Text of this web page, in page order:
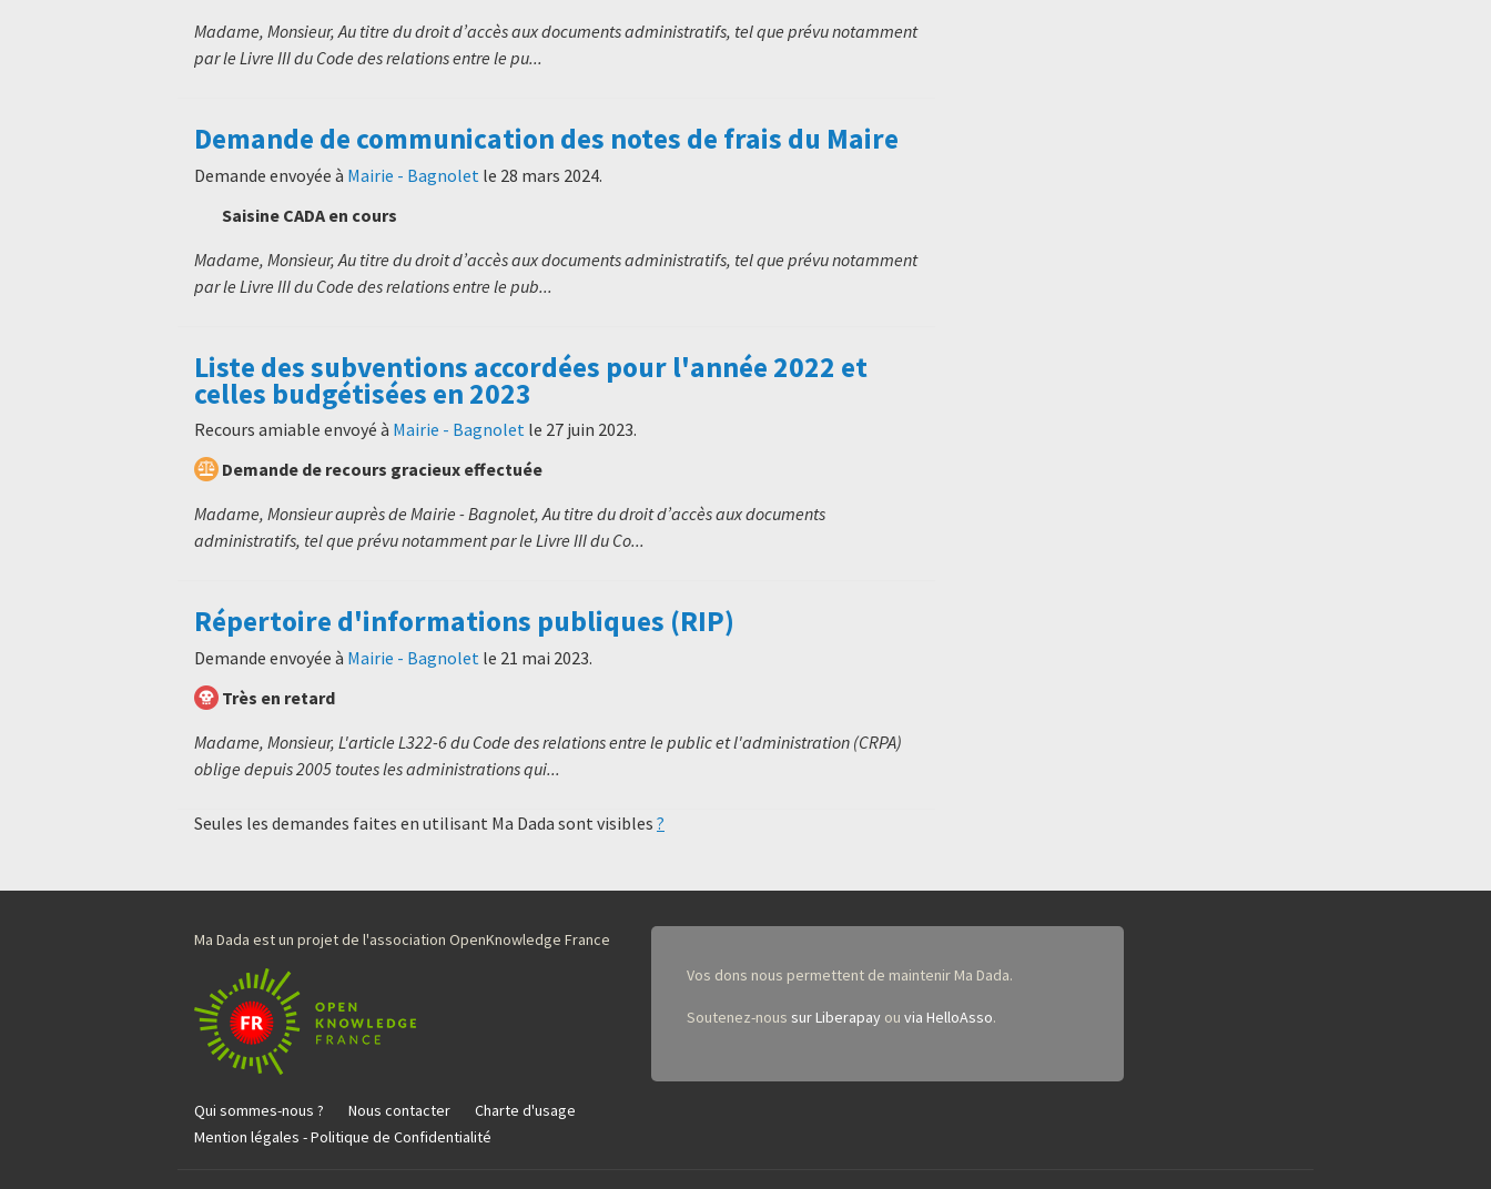
Madame, Monsieur, Au titre du droit d’accès aux documents administratifs, tel que prévu notamment
par le Livre III du Code des relations entre le pu...
Demande de communication des notes de frais du Maire
Demande envoyée à Mairie - Bagnolet le 28 mars 2024.
Saisine CADA en cours
Madame, Monsieur, Au titre du droit d’accès aux documents administratifs, tel que prévu notamment
par le Livre III du Code des relations entre le pub...
Liste des subventions accordées pour l'année 2022 et
celles budgétisées en 2023
Recours amiable envoyé à Mairie - Bagnolet le 27 juin 2023.
Demande de recours gracieux effectuée
Madame, Monsieur auprès de Mairie - Bagnolet, Au titre du droit d’accès aux documents
administratifs, tel que prévu notamment par le Livre III du Co...
Répertoire d'informations publiques (RIP)
Demande envoyée à Mairie - Bagnolet le 21 mai 2023.
Très en retard
Madame, Monsieur, L'article L322-6 du Code des relations entre le public et l'administration (CRPA)
oblige depuis 2005 toutes les administrations qui...
Seules les demandes faites en utilisant Ma Dada sont visibles ?
Ma Dada est un projet de l'association OpenKnowledge France
Qui sommes-nous ? Nous contacter
Charte d'usage
Mention légales - Politique de Confidentialité
Vos dons nous permettent de maintenir Ma Dada.
Soutenez-nous sur Liberapayou via HelloAsso.